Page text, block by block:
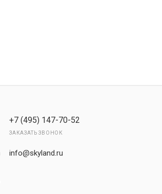
+7 (495) 147-70-52
ЗАКАЗАТЬ ЗВОНОК
info@skyland.ru